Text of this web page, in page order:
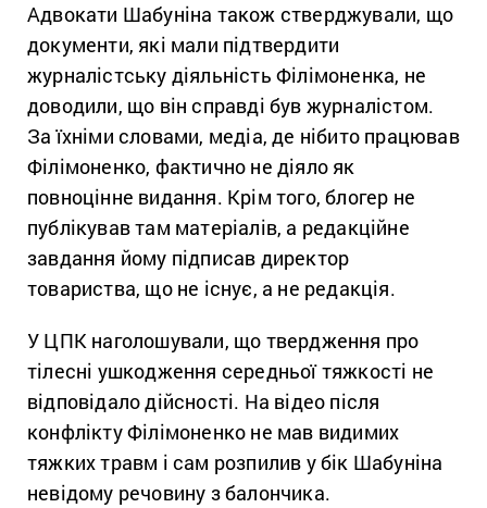
Адвокати Шабуніна також стверджували, що
документи, які мали підтвердити
журналістську діяльність Філімоненка, не
доводили, що він справді був журналістом.
За їхніми словами, медіа, де нібито працював
Філімоненко, фактично не діяло як
повноцінне видання. Крім того, блогер не
публікував там матеріалів, а редакційне
завдання йому підписав директор
товариства, що не існує, а не редакція.
У ЦПК наголошували, що твердження про
тілесні ушкодження середньої тяжкості не
відповідало дійсності. На відео після
конфлікту Філімоненко не мав видимих
тяжких травм і сам розпилив у бік Шабуніна
невідому речовину з балончика.